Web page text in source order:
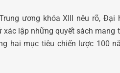
ương khóa XIII nêu rõ, Đại
lập những quyết sách mang
hai mục tiêu chiến lược 100